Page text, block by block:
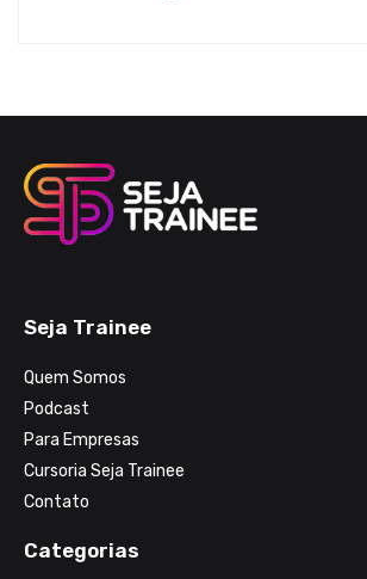
Seja Trainee
Quem Somos
Podcast
Para Empresas
Cursoria Seja Trainee
Contato
Categorias